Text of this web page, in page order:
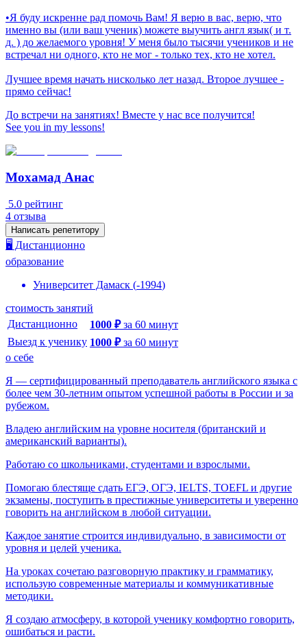
•Я буду искренне рад помочь Вам! Я верю в вас, верю, что
именно вы (или ваш ученик) можете выучить англ язык( и т.
д. ) до желаемого уровня! У меня было тысячи учеников и не
встречал ни одного, кто не мог - только тех, кто не хотел.
Лучшее время начать нисколько лет назад. Второе лучшее -
прямо сейчас!
До встречи на занятиях! Вместе у нас все получится!
See you in my lessons!
Мохамад Анас
5.0 рейтинг
4 отзыва
Написать репетитору
🖥️ Дистанционно
образование
Университет Дамаск (-1994)
стоимость занятий
Дистанционно
1000 ₽ за 60 минут
Выезд к ученику 1000 ₽ за 60 минут
о себе
Я — сертифицированный преподаватель английского языка с
более чем 30-летним опытом успешной работы в России и за
рубежом.
Владею английским на уровне носителя (британский и
американский варианты).
Работаю со школьниками, студентами и взрослыми.
Помогаю блестяще сдать ЕГЭ, ОГЭ, IELTS, TOEFL и другие
экзамены, поступить в престижные университеты и уверенно
говорить на английском в любой ситуации.
Каждое занятие строится индивидуально, в зависимости от
уровня и целей ученика.
На уроках сочетаю разговорную практику и грамматику,
использую современные материалы и коммуникативные
методики.
Я создаю атмосферу, в которой ученику комфортно говорить,
ошибаться и расти.